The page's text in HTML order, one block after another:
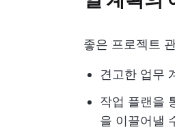
좋은 프로젝트
견고한 업무
작업 플랜을
을 이끌어낼